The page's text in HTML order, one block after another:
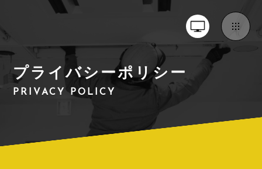
プライバシーポリシー
PRIVACY POLICY